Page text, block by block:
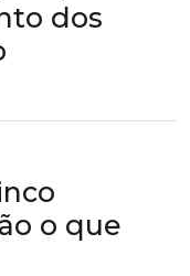
dos
o que